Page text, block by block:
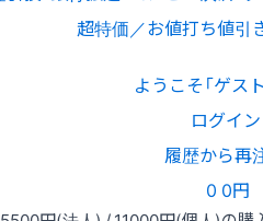
超特価／お値打ち値引
ようこそ「ゲスト
ログイン
履歴から再
0 0円